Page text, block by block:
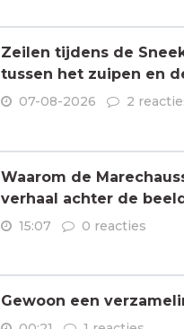
Zeilen tijdens de
tussen het zuipen en
07-08-2026 2
Waarom de
verhaal achter de
15:07 0 reacties
Gewoon een